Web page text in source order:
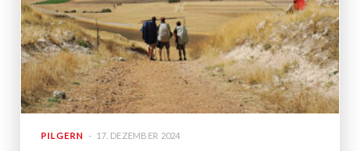
PILGERN 17. DEZEMBER 2024